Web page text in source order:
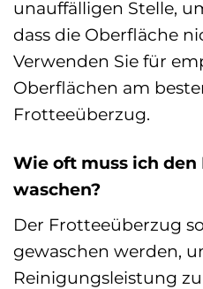
unauffälligen Stelle,
dass die Oberfläche
Verwenden Sie für
Oberflächen am
Frotteeüberzug.
Wie oft muss ich
waschen?
Der Frotteeüberzug
gewaschen werden,
Reinigungsleistung